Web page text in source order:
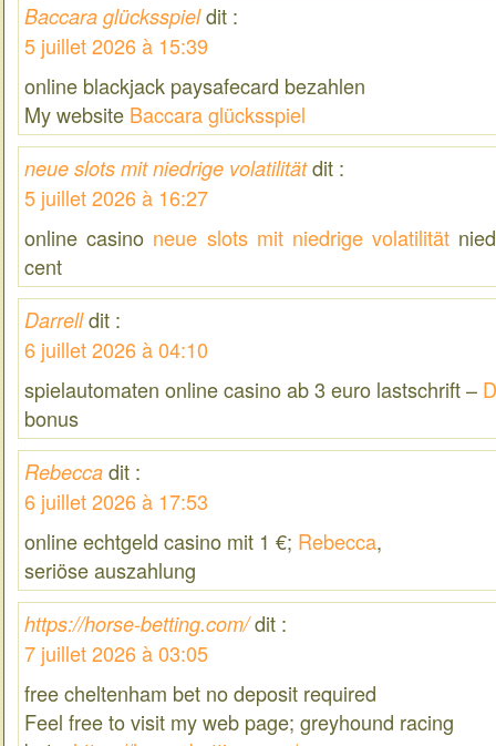
Baccara glücksspiel dit :
5 juillet 2026 à 15:39
online blackjack paysafecard bezahlen
My website Baccara glücksspiel
neue slots mit niedrige volatilität dit :
5 juillet 2026 à 16:27
online casino neue slots mit niedrige volatilität
cent
Darrell dit :
6 juillet 2026 à 04:10
spielautomaten online casino ab 3 euro lastschrift –
bonus
Rebecca dit :
6 juillet 2026 à 17:53
online echtgeld casino mit 1 €; Rebecca,
seriöse auszahlung
https://horse-betting.com/ dit :
7 juillet 2026 à 03:05
free cheltenham bet no deposit required​
Feel free to visit my web page; greyhound racing